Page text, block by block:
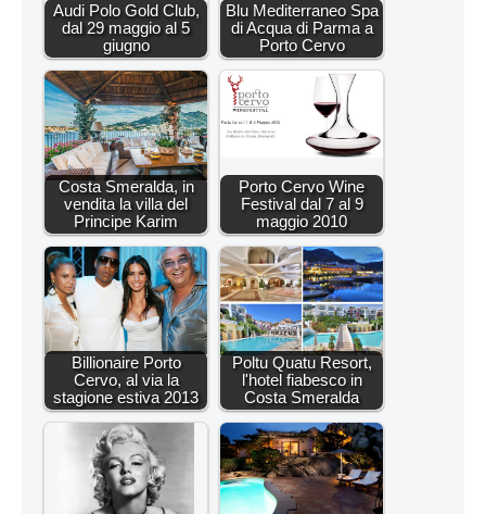
Audi Polo Gold Club,
dal 29 maggio al 5
giugno
Blu Mediterraneo Spa
di Acqua di Parma a
Porto Cervo
Costa Smeralda, in
vendita la villa del
Principe Karim
Porto Cervo Wine
Festival dal 7 al 9
maggio 2010
Billionaire Porto
Cervo, al via la
stagione estiva 2013
Poltu Quatu Resort,
l'hotel fiabesco in
Costa Smeralda